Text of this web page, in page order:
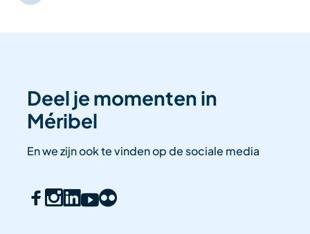
Deel je momenten in
Méribel
En we zijn ook te vinden op de sociale media